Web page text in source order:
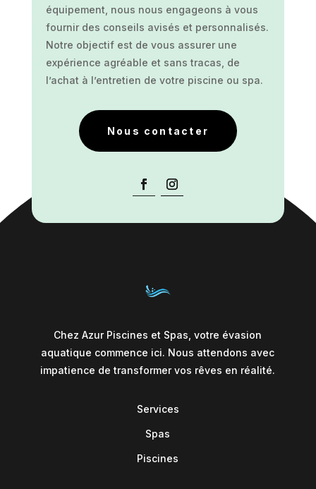
équipement, nous nous engageons à vous
fournir des conseils avisés et personnalisés.
Notre objectif est de vous assurer une
expérience agréable et sans tracas, de
l’achat à l’entretien de votre piscine ou spa.
Nous contacter
Chez Azur Piscines et Spas, votre évasion
aquatique commence ici. Nous attendons avec
impatience de transformer vos rêves en réalité.
Services
Spas
Piscines